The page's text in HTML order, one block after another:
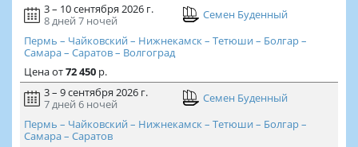
3 – 10 сентября 2026 г.
8 дней 7 ночей
Семен Буденный
Пермь – Чайковский – Нижнекамск – Тетюши – Болгар –
Самара – Саратов – Волгоград
Ценаот72 450р.
3 – 9 сентября 2026 г.
7 дней 6 ночей
Семен Буденный
Пермь – Чайковский – Нижнекамск – Тетюши – Болгар –
Самара – Саратов